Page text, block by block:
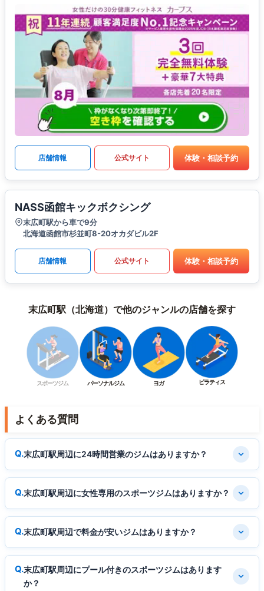
店舗情報 公式サイト 体験・相談予約
NASS函館キックボクシング
末広町駅から車で9分
北海道函館市杉並町8-20オカダビル2F
店舗情報 公式サイト 体験・相談予約
末広町駅（北海道）で他のジャンルの店舗を探す
スポーツジム パーソナルジム ヨガ ピラティス
よくある質問
末広町駅周辺に24時間営業のジムはありますか？
末広町駅周辺に女性専用のスポーツジムはありますか？
末広町駅周辺で料金が安いジムはありますか？
末広町駅周辺にプール付きのスポーツジムはあります
か？